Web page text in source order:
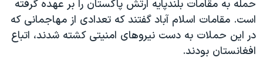
حمله به مقامات بلندپایه ارتش پاکستان را بر عهده گرفته
است. مقامات اسلام آباد گفتند که تعدادی از مهاجمانی که
در این حملات به دست نیروهای امنیتی کشته شدند، اتباع
افغانستان بودند.